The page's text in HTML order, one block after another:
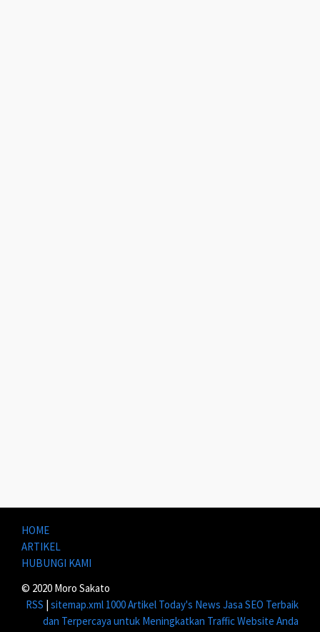
HOME
ARTIKEL
HUBUNGI KAMI
© 2020 Moro Sakato
RSS | sitemap.xml 1000 Artikel Today's News Jasa SEO Terbaik
dan Terpercaya untuk Meningkatkan Traffic Website Anda